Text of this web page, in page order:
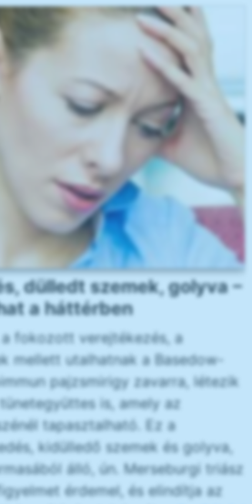
dülledt szemek, golyva –
a háttérben
fokozott verejtékezés, a
mellett utalhatnak a Basedow-
pajzsmirigy zavarra, létezik
is, amely az
tapasztalható. Ez a
kidülledő szemek és golyva,
álló, ún. Merseburgi triász
érdemel, és elindítja az